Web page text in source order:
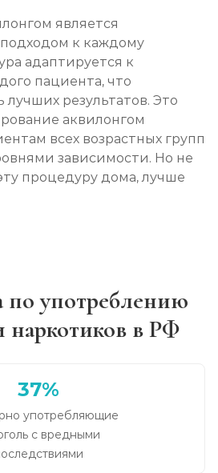
является
к каждому
адаптируется к
пациента, что
лучших результатов. Это
аквилонгом
всех возрастных групп
зависимости. Но не
процедуру дома, лучше
по употреблению
наркотиков в РФ
37%
употребляющие
с вредными